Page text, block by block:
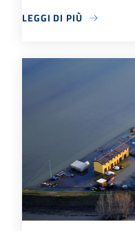
LEGGI DI PIÙ